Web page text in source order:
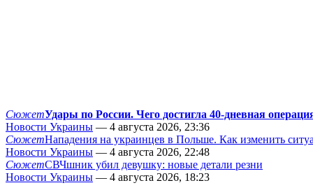
СюжетУдары по России. Чего достигла 40-дневная
Новости Украины — 4 августа 2026, 23:36
СюжетНападения на украинцев в Польше. Как изменить
Новости Украины — 4 августа 2026, 22:48
СюжетСВЧшник убил девушку: новые детали резни
Новости Украины — 4 августа 2026, 18:23